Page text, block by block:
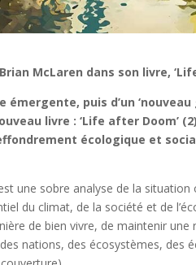
McLaren dans son livre,
émergente, puis d’un
livre : ‘Life after Doom’
écologique et
une sobre analyse de la
du climat, de la société et de
de bien vivre, de maintenir
nations, des écosystèmes, des